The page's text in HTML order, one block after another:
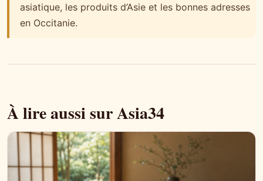
asiatique, les produits d’Asie et les bonnes adresses
en Occitanie.
À lire aussi sur Asia34